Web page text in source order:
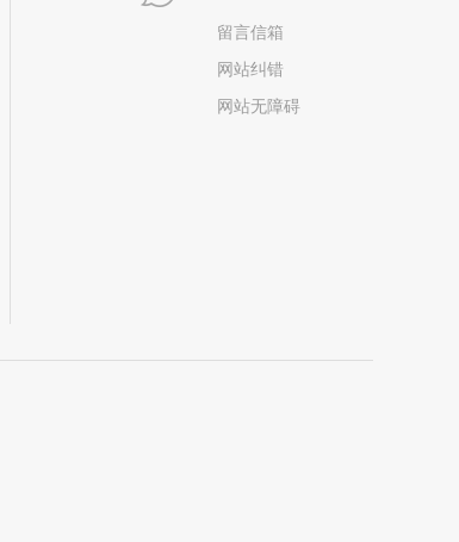
留言信箱
网站纠错
网站无障碍